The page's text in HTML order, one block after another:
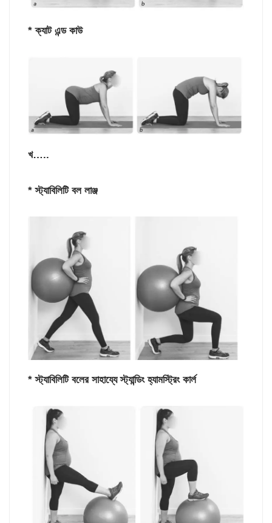
* ক্যাট এন্ড কাউ
খ…..
* স্ট্যাবিলিটি বল লাঞ্জ
* স্ট্যাবিলিটি বলের সাহায্যে স্ট্যান্ডিং হ্যামস্ট্রিং কার্ল